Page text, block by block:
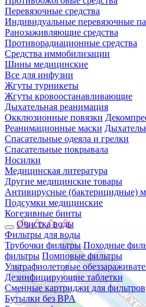
Перевязочные средства
Индивидуальные перевязочные
Ранозаживляющие средства
Противорадиационные средства
Средства иммобилизации
Шины медицинские
Все для инфузии
Жгуты турникеты
Жгуты кровоостанавливающие
Дыхательная реанимация
Окклюзионные повязки
Реанимационные маски
Спасательные одеяла и грелки
Спасательные покрывала
Носилки
Медицинская литература
Другие медицинские товары
Антивирусные (бактерицидные)
Подсумки медицинские
Когезивные бинты
Очистка воды
Фильтры для воды
Трубочки фильтры Походные
фильтры Помповые фильтры
Ультрафиолетовые
Дезинфицирующие таблетки
Сменные картриджи для фильтров
Бутылки без BPA